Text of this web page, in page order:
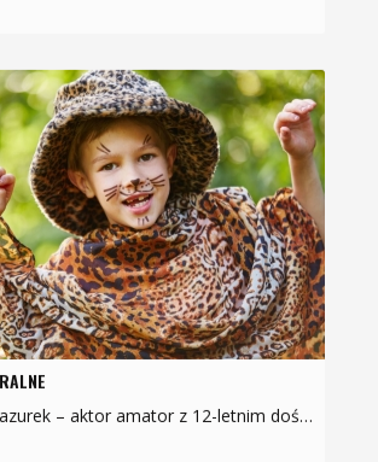
Pan Karol Mazurek – aktor amator z 12-letnim doświadczeniem scenicznym. Swoje pierwsze kroki stawiał w Gminnym Ośrodku Kultury w Trawnikach, biorąc udział w spektaklach teatralnych już jako…